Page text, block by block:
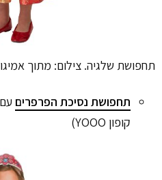
תחפושת שלגיה. צילום: מתוך אמיגו
תחפושת נסיכת הפרפרים
קופון YOOO)